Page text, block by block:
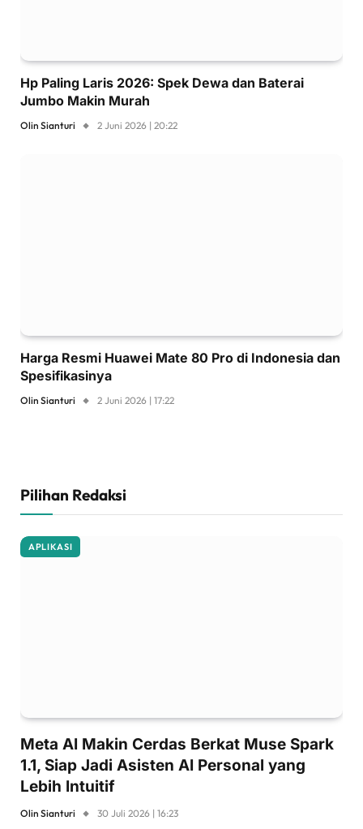
Hp Paling Laris 2026: Spek Dewa dan Baterai
Jumbo Makin Murah
Olin Sianturi 2 Juni 2026 | 20:22
Harga Resmi Huawei Mate 80 Pro di Indonesia dan
Spesifikasinya
Olin Sianturi 2 Juni 2026 | 17:22
Pilihan Redaksi
APLIKASI
Meta AI Makin Cerdas Berkat Muse Spark
1.1, Siap Jadi Asisten AI Personal yang
Lebih Intuitif
Olin Sianturi 30 Juli 2026 | 16:23